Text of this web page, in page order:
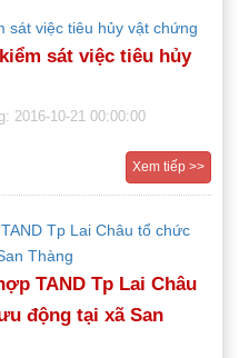
sát việc tiêu hủy
2016-10-21 00:00:00
Xem tiếp >>
TAND Tp Lai Châu
động tại xã San